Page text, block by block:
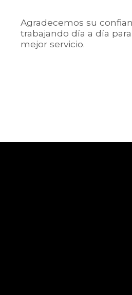
Agradecemos su
trabajando día a día
mejor servicio.